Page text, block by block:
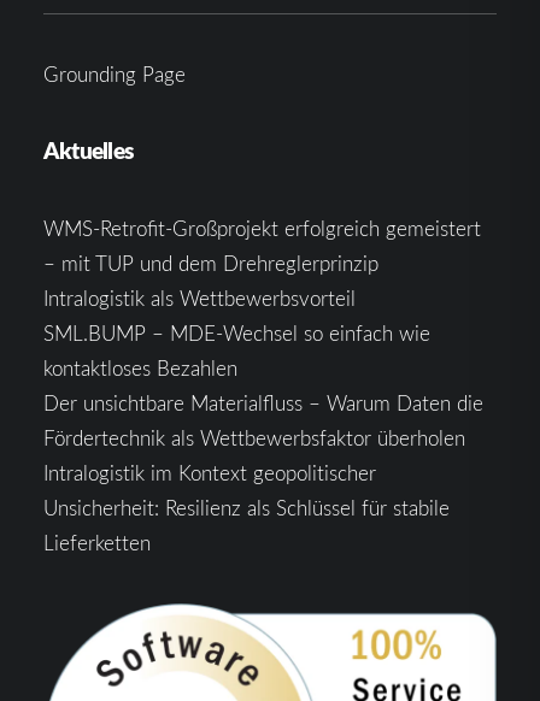
Grounding Page
Aktuelles
WMS-Retrofit-Großprojekt erfolgreich gemeistert
– mit TUP und dem Drehreglerprinzip
Intralogistik als Wettbewerbsvorteil
SML.BUMP – MDE-Wechsel so einfach wie
kontaktloses Bezahlen
Der unsichtbare Materialfluss – Warum Daten die
Fördertechnik als Wettbewerbsfaktor überholen
Intralogistik im Kontext geopolitischer
Unsicherheit: Resilienz als Schlüssel für stabile
Lieferketten